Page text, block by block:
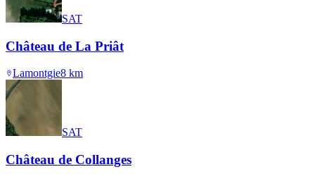
SAT
Château de La Priât
Lamontgie8 km
SAT
Château de Collanges